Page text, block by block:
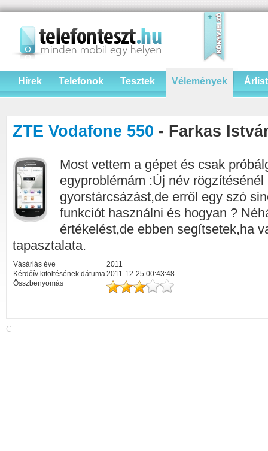
Hírek Telefonok Tesztek Vélemények
ZTE Vodafone 550 - Farkas
Most vettem a gépet és csak
egyproblémám :Új név
gyorstárcsázást,de erről egy szó
funkciót használni és hogyan ?
értékelést,de ebben segítsetek,ha
tapasztalata.
Vásárlás éve
2011
Kérdőív kitöltésének dátuma2011-12-25 00:43:48
Összbenyomás
C